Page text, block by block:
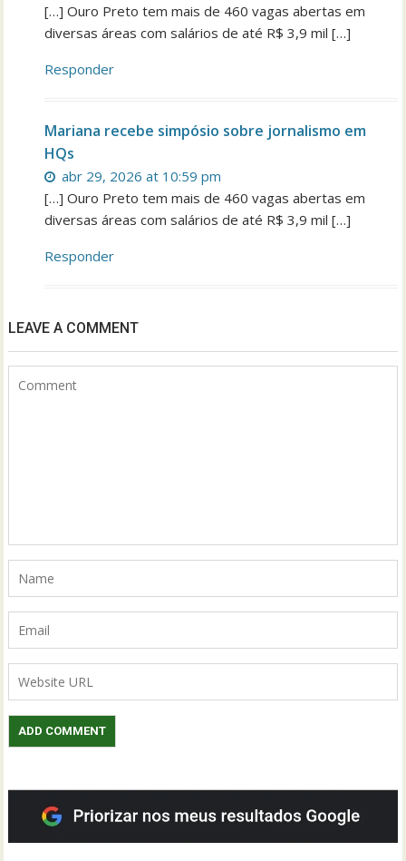
[…] Ouro Preto tem mais de 460 vagas abertas em
diversas áreas com salários de até R$ 3,9 mil […]
Responder
Mariana recebe simpósio sobre jornalismo em
HQs
abr 29, 2026 at 10:59 pm
[…] Ouro Preto tem mais de 460 vagas abertas em
diversas áreas com salários de até R$ 3,9 mil […]
Responder
LEAVE A COMMENT